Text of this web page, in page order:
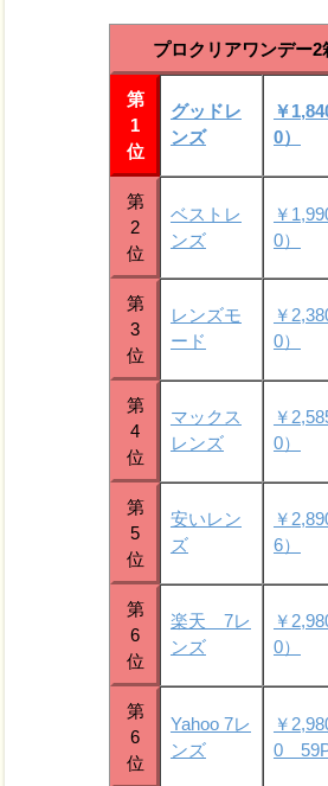
プロクリアワンデー2
第
1
位
グッドレ
ンズ
￥
0）
第
2
位
ベストレ
ンズ
￥
0）
第
3
位
レンズモ
ード
￥
0）
第
4
位
マックス
レンズ
￥
0）
第
5
位
安いレン
ズ
￥
6）
第
6
位
楽天 7レ
ンズ
￥
0）
第
6
位
Yahoo 7レ
ンズ
￥
0